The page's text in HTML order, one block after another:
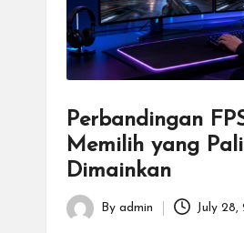
a
Perbandingan
Memilih yang
Dimainkan
Posted
By admin July 28,